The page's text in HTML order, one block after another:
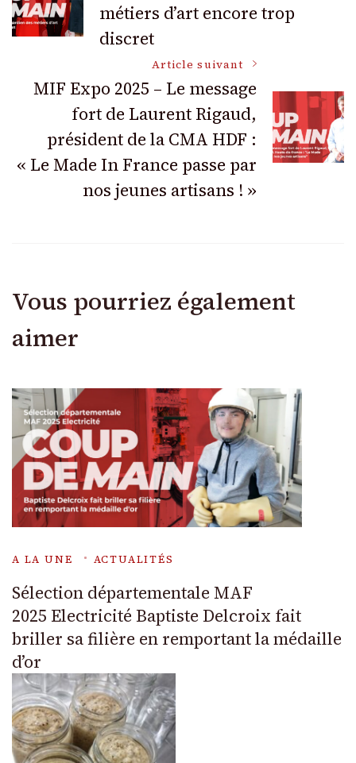
des
articles
métiers d’art encore trop
discret
Article suivant
MIF Expo 2025 – Le message
fort de Laurent Rigaud,
président de la CMA HDF :
« Le Made In France passe par
nos jeunes artisans ! »
Vous pourriez également
aimer
A LA UNE ACTUALITÉS
Sélection départementale MAF
2025 Electricité Baptiste Delcroix fait
briller sa filière en remportant la médaille
d’or